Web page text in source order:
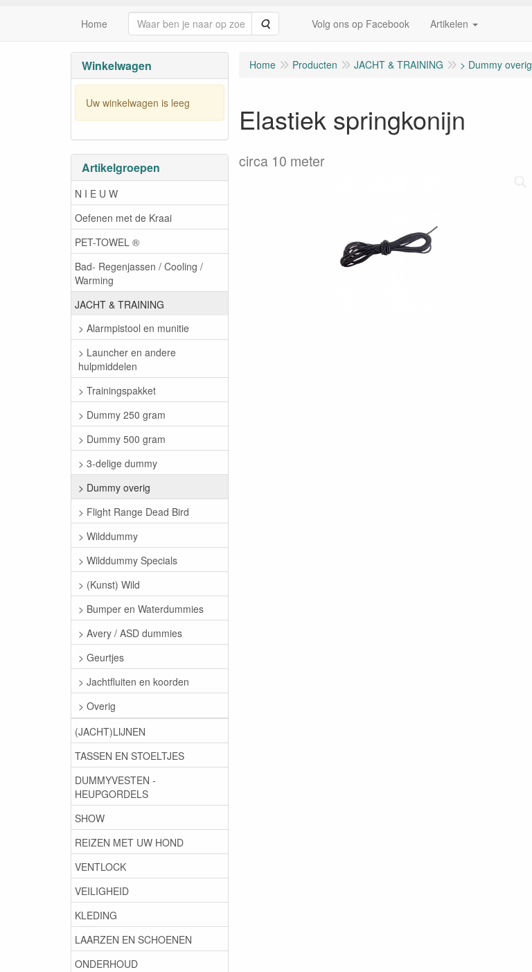
Home Zoeken Volg ons op Facebook Artikelen
Winkelwagen
Uw winkelwagen is leeg
Artikelgroepen
N I E U W
Oefenen met de Kraai
PET-TOWEL ®
Bad- Regenjassen / Cooling /
Warming
JACHT & TRAINING
> Alarmpistool en munitie
> Launcher en andere
hulpmiddelen
> Trainingspakket
> Dummy 250 gram
> Dummy 500 gram
> 3-delige dummy
> Dummy overig
> Flight Range Dead Bird
> Wilddummy
> Wilddummy Specials
> (Kunst) Wild
> Bumper en Waterdummies
> Avery / ASD dummies
> Geurtjes
> Jachtfluiten en koorden
> Overig
(JACHT)LIJNEN
TASSEN EN STOELTJES
DUMMYVESTEN -
HEUPGORDELS
SHOW
REIZEN MET UW HOND
VENTLOCK
VEILIGHEID
KLEDING
LAARZEN EN SCHOENEN
ONDERHOUD
Home Producten JACHT & TRAINING > Dummy overig
Elastiek springkonijn
circa 10 meter